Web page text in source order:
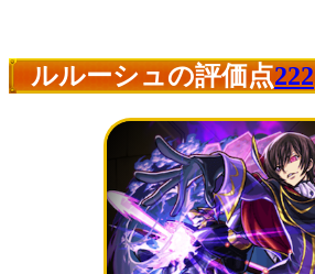
ルルーシュの評価点222